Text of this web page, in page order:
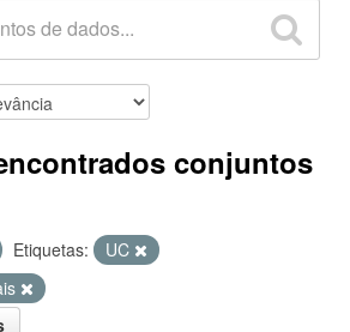
conjuntos
Etiquetas:
UC